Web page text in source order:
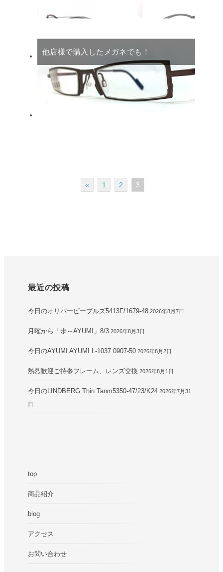
他店様で購入したメガネでも！
« 1 2 3
最近の投稿
今日のオリバーピープルズ5413F/1679-48 2026年8月7日
月曜から「歩～AYUMI」8/3 2026年8月3日
今日のAYUMI AYUMI L-1037 0907-50 2026年8月2日
熱烈歓迎ご持参フレーム、レンズ交換 2026年8月1日
今日のLINDBERG Thin Tanm5350-47/23/K24 2026年7月31
日
top
商品紹介
blog
アクセス
お問い合わせ